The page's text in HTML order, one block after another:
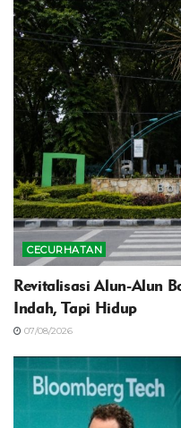
CECURHATAN
Revitalisasi Alun-Alun
Indah, Tapi Hidup
07/08/2026